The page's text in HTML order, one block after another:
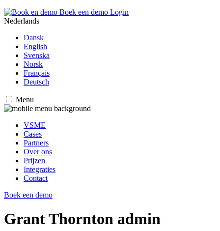
Boek een demo Login
Nederlands
Dansk
English
Svenska
Norsk
Français
Deutsch
Menu
VSME
Cases
Partners
Over ons
Prijzen
Integraties
Contact
Boek een demo
Grant Thornton admin